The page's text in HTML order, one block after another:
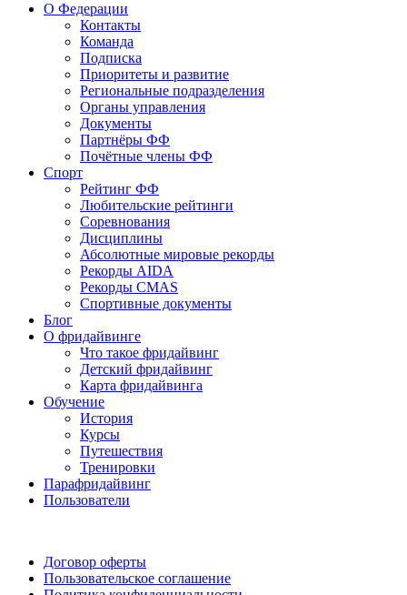
О Федерации
Контакты
Команда
Подписка
Приоритеты и развитие
Региональные подразделения
Органы управления
Документы
Партнёры ФФ
Почётные члены ФФ
Спорт
Рейтинг ФФ
Любительские рейтинги
Соревнования
Дисциплины
Абсолютные мировые рекорды
Рекорды AIDA
Рекорды CMAS
Спортивные документы
Блог
О фридайвинге
Что такое фридайвинг
Детский фридайвинг
Карта фридайвинга
Обучение
История
Курсы
Путешествия
Тренировки
Парафридайвинг
Пользователи
Договор оферты
Пользовательское соглашение